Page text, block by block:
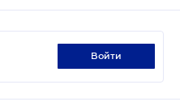
войти